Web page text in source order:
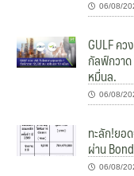
06/08/
GULF คว
กัลฟ์กวาด
หมื่นล.
06/08/
ทะลัก!ยอ
ผ่าน
06/08/